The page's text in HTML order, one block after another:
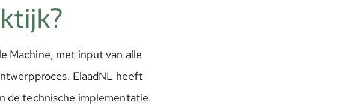
Machine, met input van alle
ElaadNL heeft
de technische implementatie.